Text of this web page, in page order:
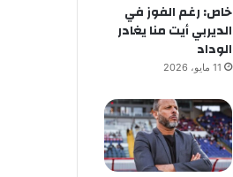
خاص: رغم الفوز في
الديربي أيت منا يغادر
الوداد
11 مايو، 2026